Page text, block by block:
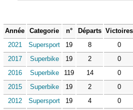
Année Categorie n° Départs Victoires
2021
Supersport 19 8 0
2017
Superbike 19 2 0
2016
Superbike 119 14 0
2015
Superbike 19 2 0
2012
Supersport 19 4 0